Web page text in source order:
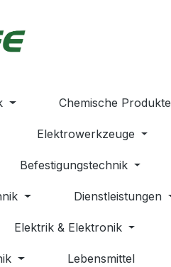
Chemische Produkte
Elektrowerkzeuge
Befestigungstechnik
Dienstleistungen
Elektrik & Elektronik
Lebensmittel